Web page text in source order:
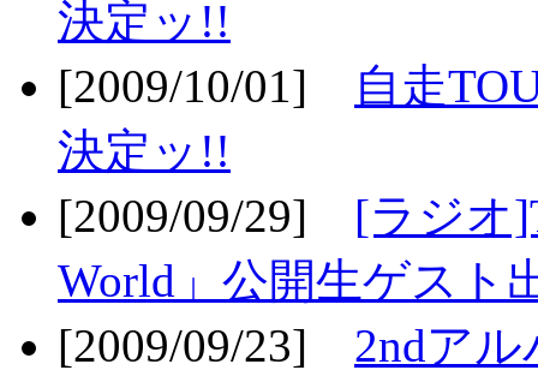
決定ッ!!
[2009/10/01]
自走
決定ッ!!
[2009/09/29] [ラジオ
World」公開生ゲスト
[2009/09/23] 2ndア